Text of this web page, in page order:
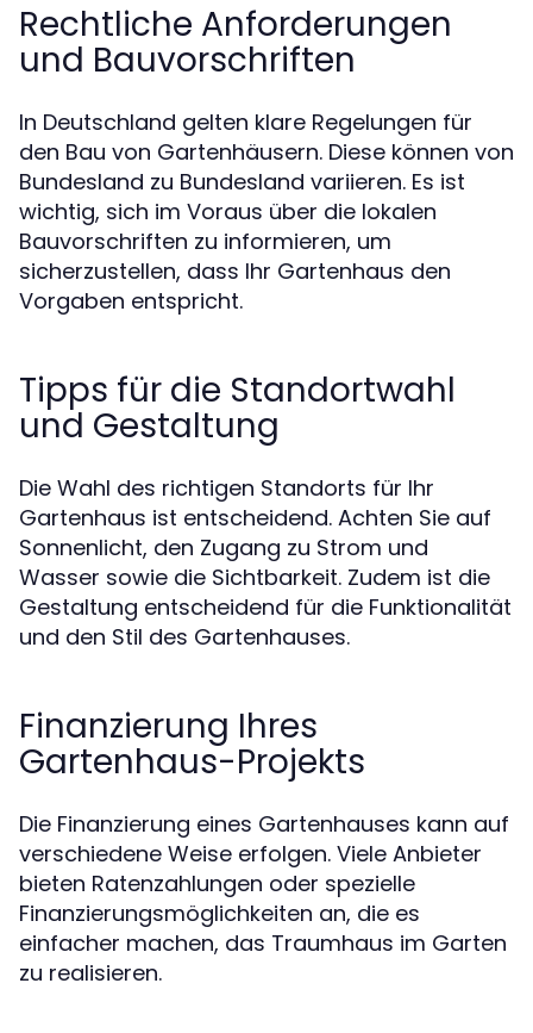
Rechtliche Anforderungen
und Bauvorschriften
In Deutschland gelten klare Regelungen für
den Bau von Gartenhäusern. Diese können von
Bundesland zu Bundesland variieren. Es ist
wichtig, sich im Voraus über die lokalen
Bauvorschriften zu informieren, um
sicherzustellen, dass Ihr Gartenhaus den
Vorgaben entspricht.
Tipps für die Standortwahl
und Gestaltung
Die Wahl des richtigen Standorts für Ihr
Gartenhaus ist entscheidend. Achten Sie auf
Sonnenlicht, den Zugang zu Strom und
Wasser sowie die Sichtbarkeit. Zudem ist die
Gestaltung entscheidend für die Funktionalität
und den Stil des Gartenhauses.
Finanzierung Ihres
Gartenhaus-Projekts
Die Finanzierung eines Gartenhauses kann auf
verschiedene Weise erfolgen. Viele Anbieter
bieten Ratenzahlungen oder spezielle
Finanzierungsmöglichkeiten an, die es
einfacher machen, das Traumhaus im Garten
zu realisieren.